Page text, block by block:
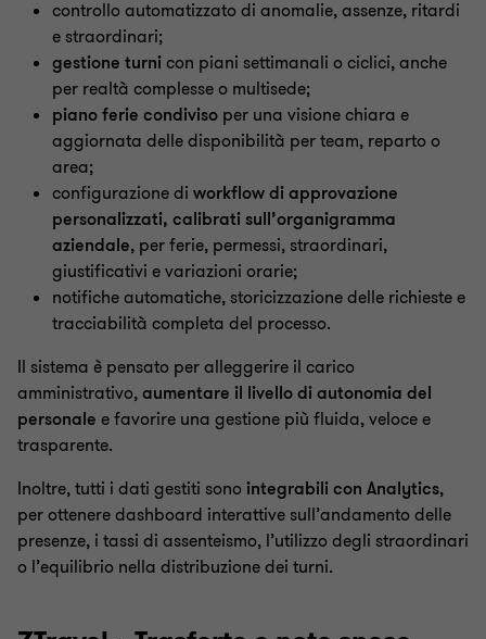
controllo automatizzato di anomalie, assenze, ritardi
e straordinari;
gestione turnicon piani settimanali o ciclici, anche
per realtà complesse o multisede;
piano ferie condiviso per una visione chiara e
aggiornata delle disponibilità per team, reparto o
area;
configurazione di workflow di approvazione
personalizzati, calibrati sull’organigramma
aziendale, per ferie, permessi, straordinari,
giustificativi e variazioni orarie;
notifiche automatiche, storicizzazione delle richieste e
tracciabilità completa del processo.
Il sistema è pensato per alleggerire il carico
amministrativo,aumentare il livello di autonomia del
personale e favorire una gestione più fluida, veloce e
trasparente.
Inoltre, tutti i dati gestiti sono integrabili con Analytics,
per ottenere dashboard interattive sull’andamento delle
presenze, i tassi di assenteismo, l’utilizzo degli straordinari
o l’equilibrio nella distribuzione dei turni.